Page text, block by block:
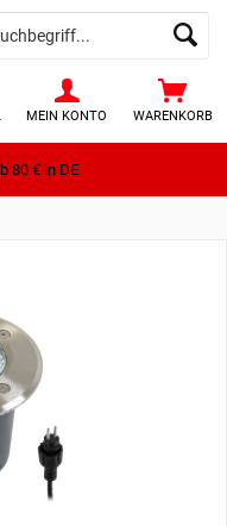
80 € in DE
WARENKORB
MEIN KONTO